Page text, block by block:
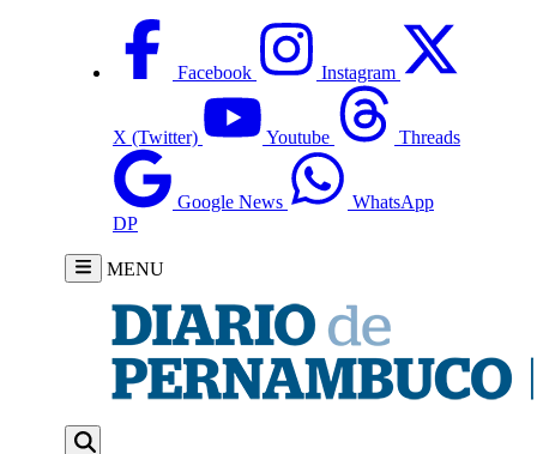
Facebook Instagram
X (Twitter) Youtube Threads
Google News
WhatsApp
DP
MENU